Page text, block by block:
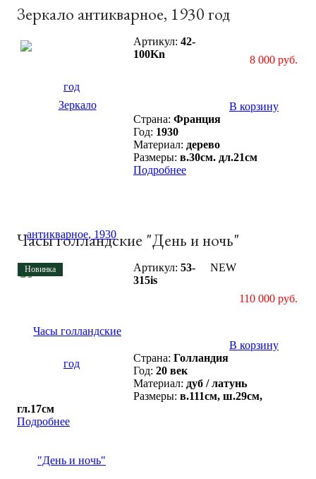
Зеркало антикварное, 1930 год
8 000 руб.
В корзину
Артикул: 42-
100Kn
Страна: Франция
Год: 1930
Материал: дерево
Размеры: в.30см. дл.21см
Подробнее
Часы голландские "День и ночь"
Новинка NEW
110 000 руб.
В корзину
Артикул: 53-
315is
Страна: Голландия
Год: 20 век
Материал: дуб / латунь
Размеры: в.111см, ш.29см,
гл.17см
Подробнее